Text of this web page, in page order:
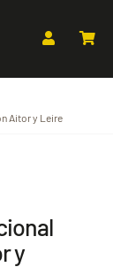
Aitor y Leire
y